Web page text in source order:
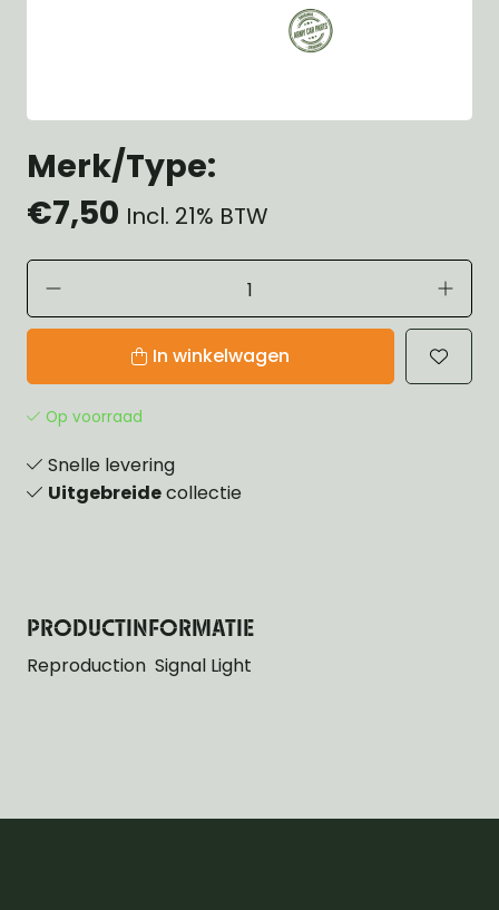
Merk/Type:
€7,50 Incl. 21% BTW
In winkelwagen
Op voorraad
Snelle levering
Uitgebreidecollectie
PRODUCTINFORMATIE
Reproduction Signal Light